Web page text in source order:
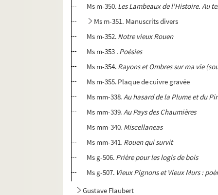
Ms m-350. Les Lambeaux de l'Histoire. Au
Ms m-351. Manuscrits divers
Ms m-352. Notre vieux Rouen
Ms m-353 . Poésies
Ms m-354. Rayons et Ombres sur ma vie
Ms m-355. Plaque de cuivre gravée
Ms mm-338.Au hasard de la Plume et du
Ms mm-339.Au Pays des Chaumières
Ms mm-340. Miscellaneas
Ms mm-341. Rouen qui survit
Ms g-506. Prière pour les logis de bois
Ms g-507. Vieux Pignons et Vieux Murs :
Gustave Flaubert